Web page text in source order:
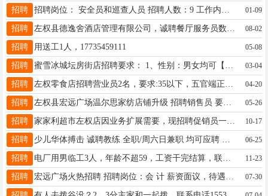
招聘 01-09
招聘 08-02
招聘 用送工1人，17735459111 05-08
招聘 03-04
招聘 04-20
招聘 左权县宏远广场温尔思家纺店铺升级 招聘销售员 要求:聪明勤快积极有责任心，下午班下午班，下午班14.00——20:00）底薪加全勤1200+提成＋节日福利；年龄不超45都可以 报名咨询电话 15935426585…… 05-26
招聘 家家利超市左权店因业务扩展需要，现招聘促销员一名，要求吃苦耐劳，可以接受倒班。有意者请联系13633574230 10-17
招聘 06-25
招聘 11-23
招聘 07-30